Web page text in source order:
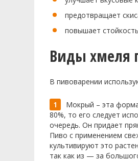
предотвращает
повышает
Виды хмеля
В пивоварении
Мокрый – эта
80%, то его следует
очередь. Он придает
Пиво с применением
культивируют это
так как из — за